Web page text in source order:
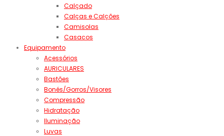
Calçado
Calças e Calções
Camisolas
Casacos
Equipamento
Acessórios
AURICULARES
Bastões
Bonés/Gorros/Visores
Compressão
Hidratação
Iluminação
Luvas